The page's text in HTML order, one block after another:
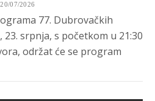
20/07/2026
77. Dubrovačkih
srpnja, s početkom u 21:30
održat će se program